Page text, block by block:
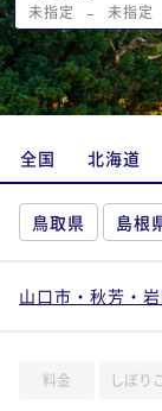
未指定 − 未指定
全国 北海道
鳥取県 島根
山口市・秋芳・
料金 しぼり